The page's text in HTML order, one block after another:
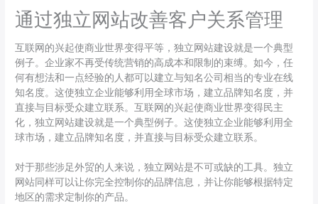
通过独立网站改善客户关系管理
互联网的兴起使商业世界变得平等，独立网站建设就是一个典型
例子。企业家不再受传统营销的高成本和限制的束缚。如今，任
何有想法和一点经验的人都可以建立与知名公司相当的专业在线
知名度。这使独立企业能够利用全球市场，建立品牌知名度，并
直接与目标受众建立联系。互联网的兴起使商业世界变得民主
化，独立网站建设就是一个典型例子。这使独立企业能够利用全
球市场，建立品牌知名度，并直接与目标受众建立联系。
对于那些涉足外贸的人来说，独立网站是不可或缺的工具。独立
网站同样可以让你完全控制你的品牌信息，并让你能够根据特定
地区的需求定制你的产品。